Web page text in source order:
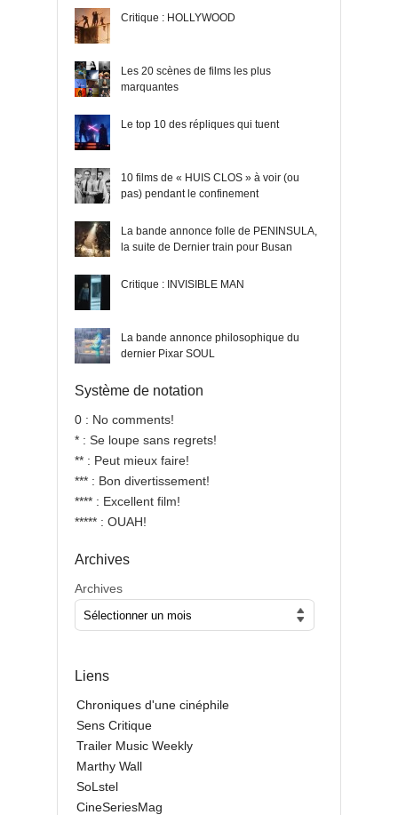
Critique : HOLLYWOOD
Les 20 scènes de films les plus
marquantes
Le top 10 des répliques qui tuent
10 films de « HUIS CLOS » à voir (ou
pas) pendant le confinement
La bande annonce folle de PENINSULA,
la suite de Dernier train pour Busan
Critique : INVISIBLE MAN
La bande annonce philosophique du
dernier Pixar SOUL
Système de notation
0 : No comments!
* : Se loupe sans regrets!
** : Peut mieux faire!
*** : Bon divertissement!
**** : Excellent film!
***** : OUAH!
Archives
Archives
Liens
Chroniques d'une cinéphile
Sens Critique
Trailer Music Weekly
Marthy Wall
SoLstel
CineSeriesMag